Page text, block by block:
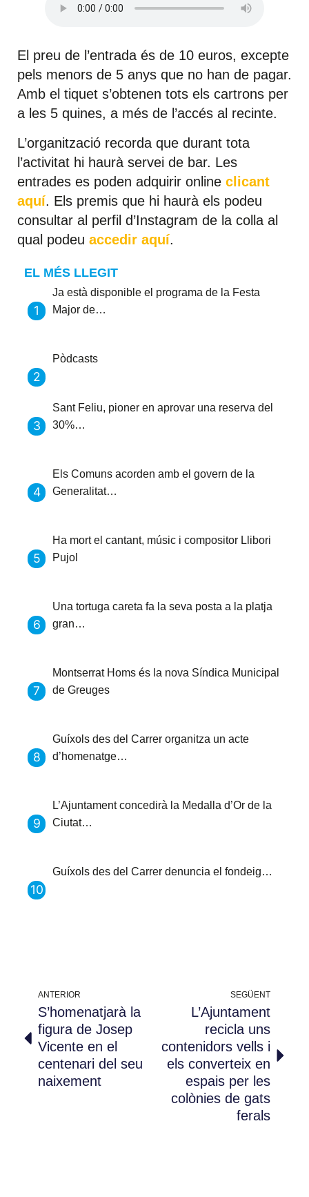
El preu de l’entrada és de 10 euros, excepte
pels menors de 5 anys que no han de pagar.
Amb el tiquet s’obtenen tots els cartrons per
a les 5 quines, a més de l’accés al recinte.
L’organització recorda que durant tota
l’activitat hi haurà servei de bar. Les
entrades es poden adquirir online clicant
aquí. Els premis que hi haurà els podeu
consultar al perfil d’Instagram de la colla al
qual podeu accedir aquí.
EL MÉS LLEGIT
Ja està disponible el programa de la Festa
Major de…
Pòdcasts
Sant Feliu, pioner en aprovar una reserva del
30%…
Els Comuns acorden amb el govern de la
Generalitat…
Ha mort el cantant, músic i compositor Llibori
Pujol
Una tortuga careta fa la seva posta a la platja
gran…
Montserrat Homs és la nova Síndica Municipal
de Greuges
Guíxols des del Carrer organitza un acte
d’homenatge…
L’Ajuntament concedirà la Medalla d’Or de la
Ciutat…
Guíxols des del Carrer denuncia el fondeig…
ANTERIOR
S’homenatjarà la
figura de Josep
Vicente en el
centenari del seu
naixement
SEGÜENT
L’Ajuntament
recicla uns
contenidors vells i
els converteix en
espais per les
colònies de gats
ferals